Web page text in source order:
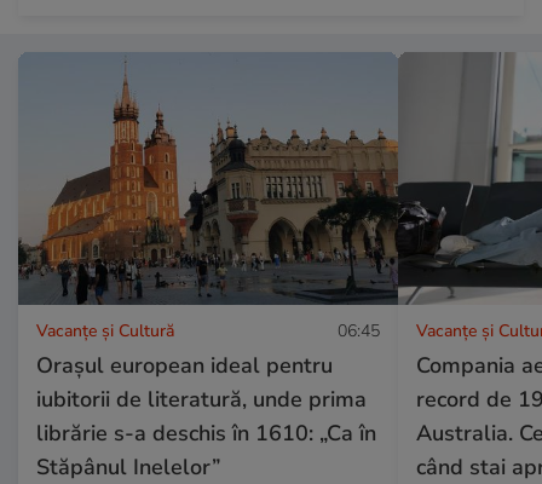
Vacanțe și Cultură 06:45
Orașul european ideal pentru
iubitorii de literatură, unde prima
librărie s-a deschis în 1610: „Ca în
Stăpânul Inelelor”
Vacanțe și
Compania
record de
Australia.
când stai